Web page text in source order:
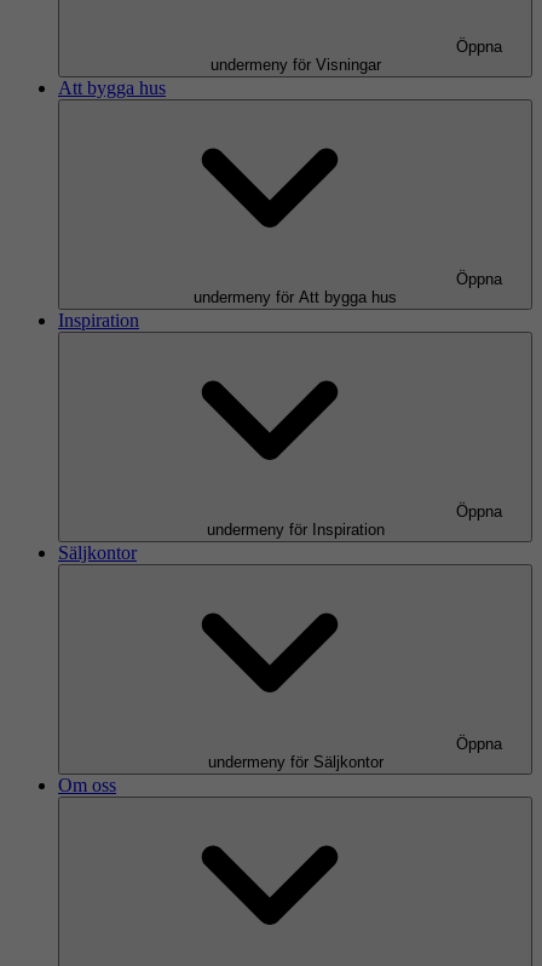
Öppna
undermeny för Visningar
Att bygga hus
Öppna
undermeny för Att bygga hus
Inspiration
Öppna
undermeny för Inspiration
Säljkontor
Öppna
undermeny för Säljkontor
Om oss